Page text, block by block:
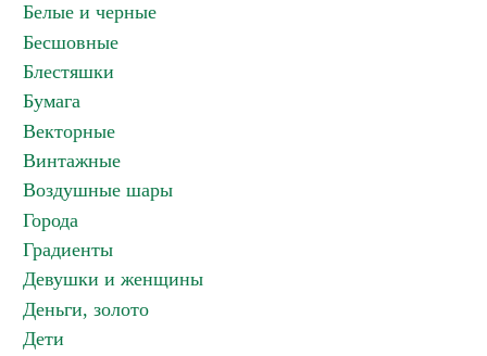
Белые и черные
Бесшовные
Блестяшки
Бумага
Векторные
Винтажные
Воздушные шары
Города
Градиенты
Девушки и женщины
Деньги, золото
Дети